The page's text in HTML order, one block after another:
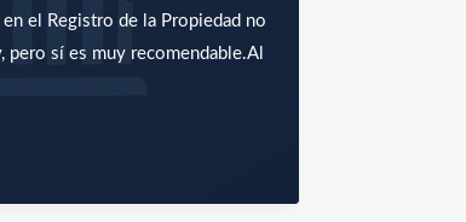
el Registro de la Propiedad no
sí es muy recomendable.Al